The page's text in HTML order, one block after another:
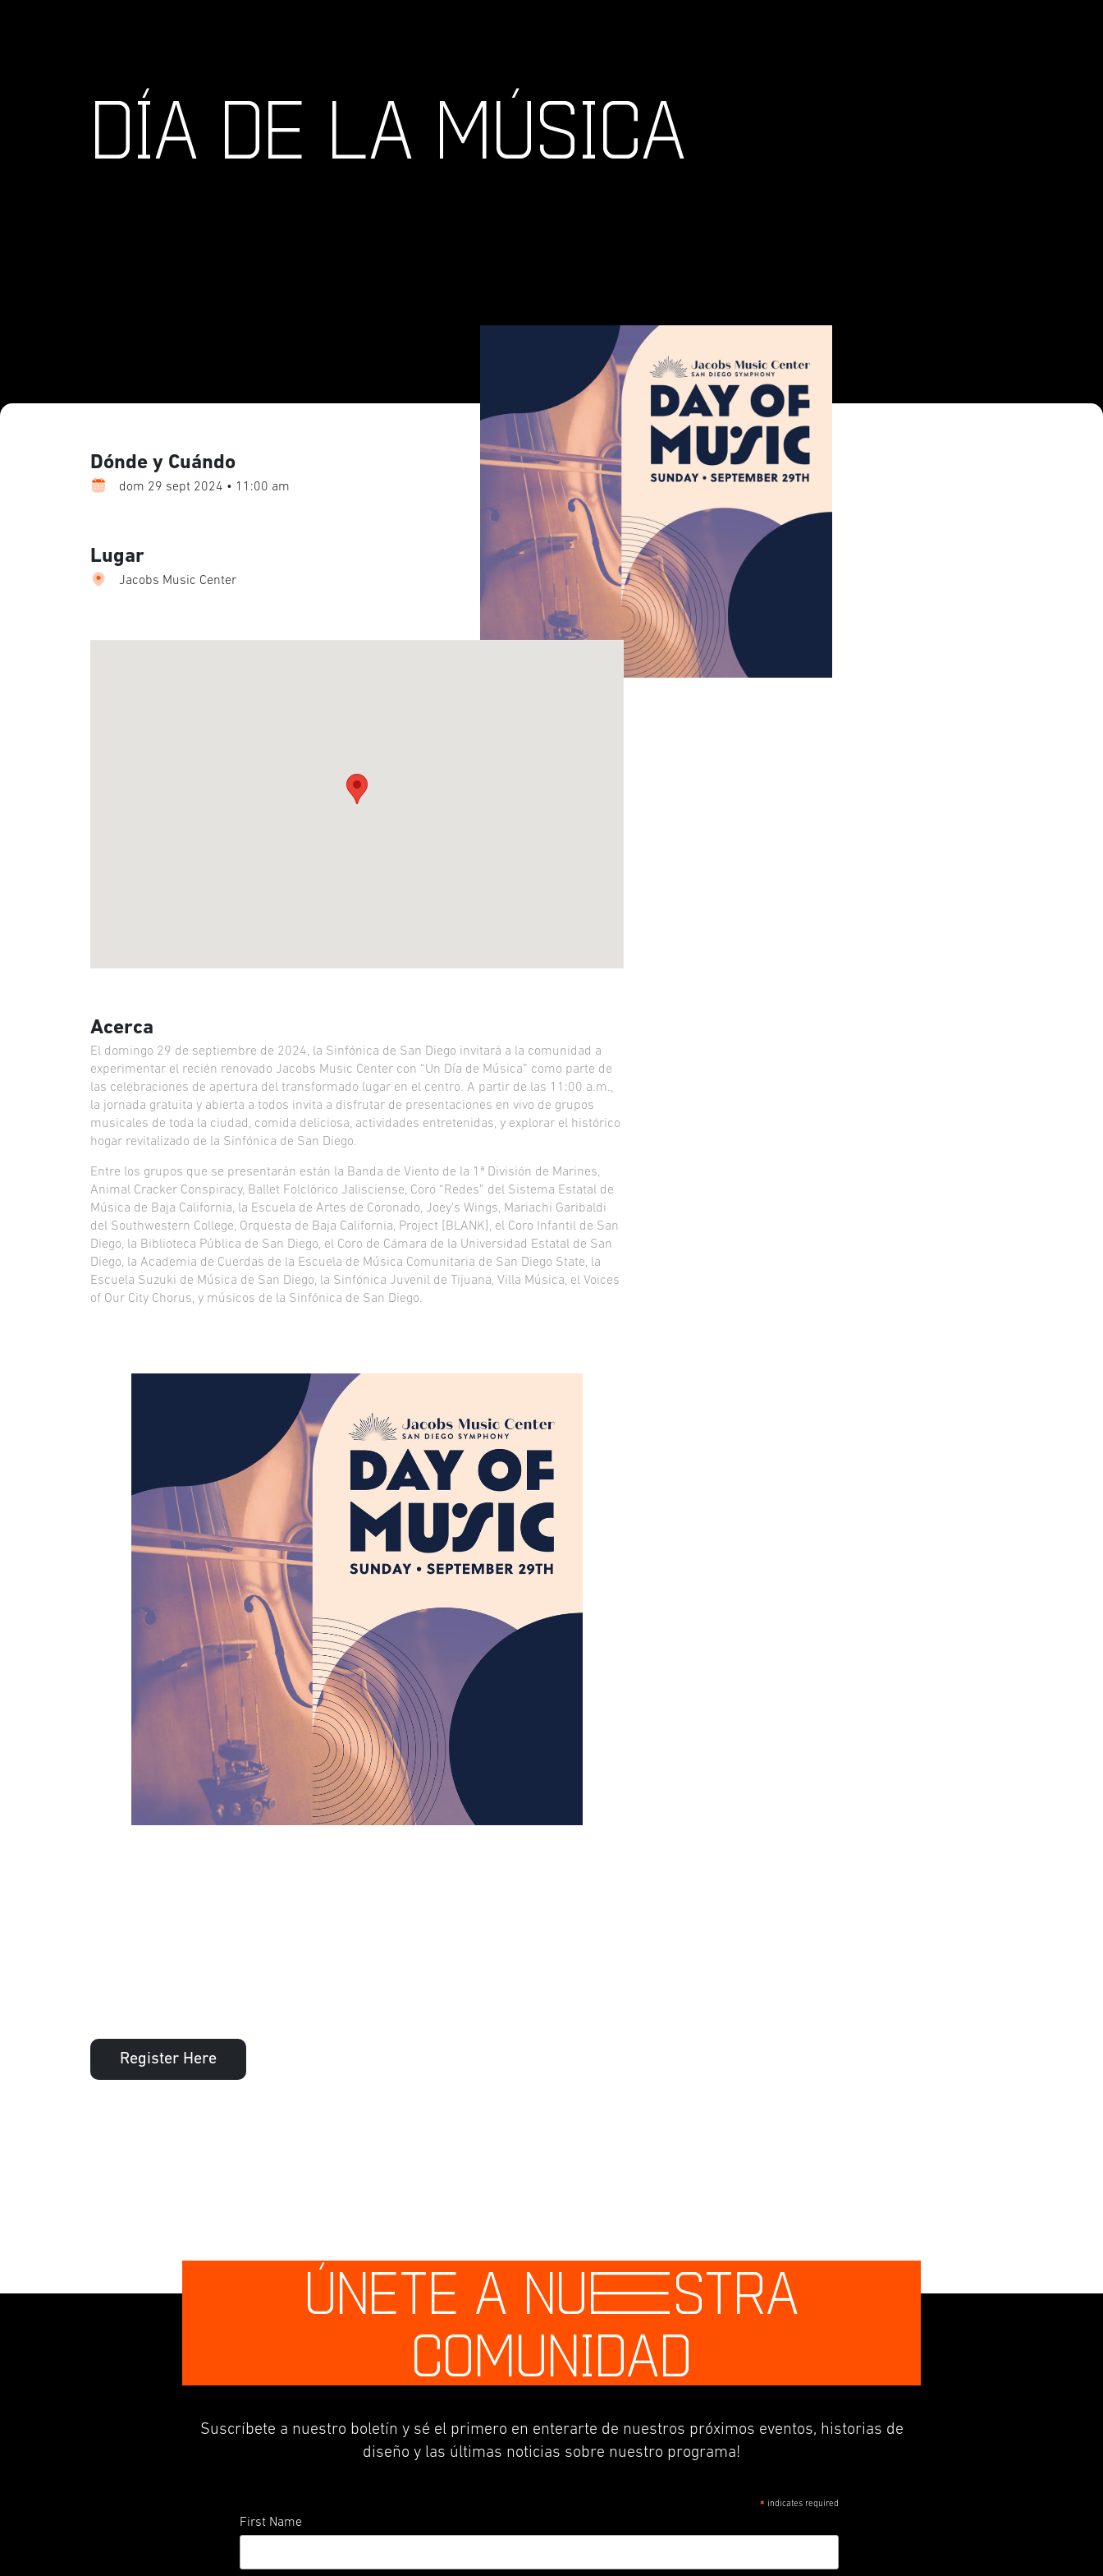
DÍA DE LA MÚSICA
Dónde y Cuándo
dom 29 sept 2024 • 11:00 am
Lugar
Jacobs Music Center
Acerca
El domingo 29 de septiembre de 2024, la Sinfónica de San Diego invitará a la comunidad a
experimentar el recién renovado Jacobs Music Center con “Un Día de Música” como parte de
las celebraciones de apertura del transformado lugar en el centro. A partir de las 11:00 a.m.,
la jornada gratuita y abierta a todos invita a disfrutar de presentaciones en vivo de grupos
musicales de toda la ciudad, comida deliciosa, actividades entretenidas, y explorar el histórico
hogar revitalizado de la Sinfónica de San Diego.
Entre los grupos que se presentarán están la Banda de Viento de la 1ª División de Marines,
Animal Cracker Conspiracy, Ballet Folclórico Jalisciense, Coro “Redes” del Sistema Estatal de
Música de Baja California, la Escuela de Artes de Coronado, Joey’s Wings, Mariachi Garibaldi
del Southwestern College, Orquesta de Baja California, Project [BLANK], el Coro Infantil de San
Diego, la Biblioteca Pública de San Diego, el Coro de Cámara de la Universidad Estatal de San
Diego, la Academia de Cuerdas de la Escuela de Música Comunitaria de San Diego State, la
Escuela Suzuki de Música de San Diego, la Sinfónica Juvenil de Tijuana, Villa Música, el Voices
of Our City Chorus, y músicos de la Sinfónica de San Diego.
Register Here
ÚNETE A NUESTRA
COMUNIDAD
Suscríbete a nuestro boletín y sé el primero en enterarte de nuestros próximos eventos, historias de
diseño y las últimas noticias sobre nuestro programa!
* indicates required
First Name